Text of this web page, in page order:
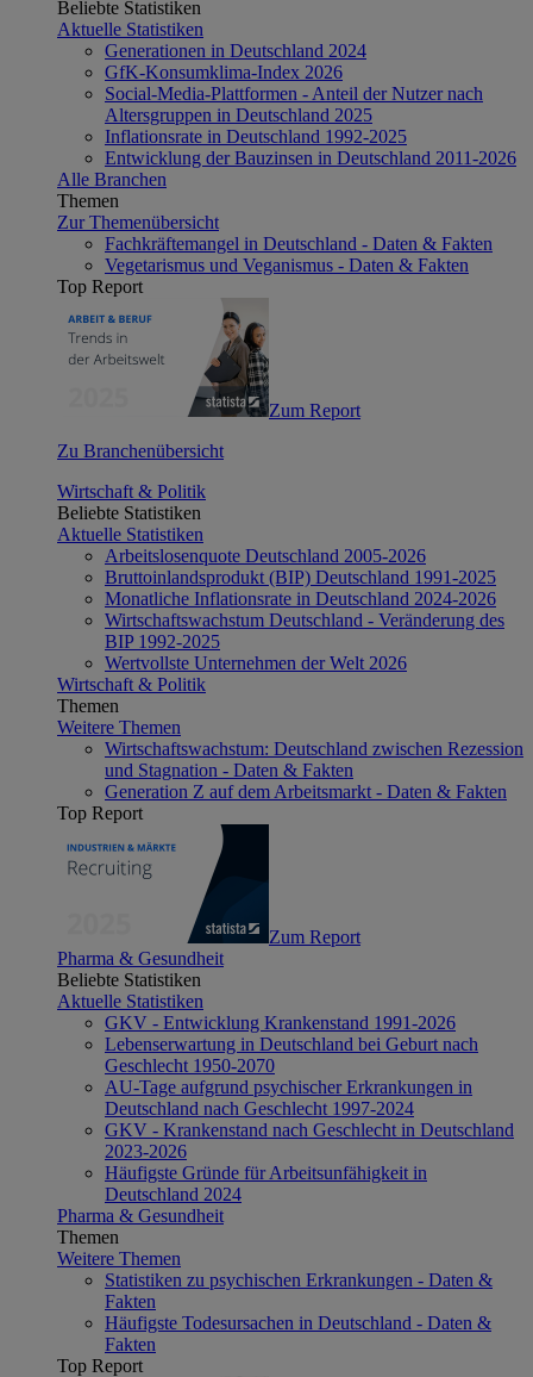
Beliebte Statistiken
Aktuelle Statistiken
Generationen in Deutschland 2024
GfK-Konsumklima-Index 2026
Social-Media-Plattformen - Anteil der Nutzer nach
Altersgruppen in Deutschland 2025
Inflationsrate in Deutschland 1992-2025
Entwicklung der Bauzinsen in Deutschland 2011-2026
Alle Branchen
Themen
Zur Themenübersicht
Fachkräftemangel in Deutschland - Daten & Fakten
Vegetarismus und Veganismus - Daten & Fakten
Top Report
Zum Report
Zu Branchenübersicht
Wirtschaft & Politik
Beliebte Statistiken
Aktuelle Statistiken
Arbeitslosenquote Deutschland 2005-2026
Bruttoinlandsprodukt (BIP) Deutschland 1991-2025
Monatliche Inflationsrate in Deutschland 2024-2026
Wirtschaftswachstum Deutschland - Veränderung des
BIP 1992-2025
Wertvollste Unternehmen der Welt 2026
Wirtschaft & Politik
Themen
Weitere Themen
Wirtschaftswachstum: Deutschland zwischen Rezession
und Stagnation - Daten & Fakten
Generation Z auf dem Arbeitsmarkt - Daten & Fakten
Top Report
Zum Report
Pharma & Gesundheit
Beliebte Statistiken
Aktuelle Statistiken
GKV - Entwicklung Krankenstand 1991-2026
Lebenserwartung in Deutschland bei Geburt nach
Geschlecht 1950-2070
AU-Tage aufgrund psychischer Erkrankungen in
Deutschland nach Geschlecht 1997-2024
GKV - Krankenstand nach Geschlecht in Deutschland
2023-2026
Häufigste Gründe für Arbeitsunfähigkeit in
Deutschland 2024
Pharma & Gesundheit
Themen
Weitere Themen
Statistiken zu psychischen Erkrankungen - Daten &
Fakten
Häufigste Todesursachen in Deutschland - Daten &
Fakten
Top Report